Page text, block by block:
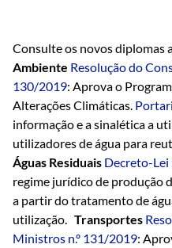
Consulte os novos diplomas
Ambiente Resolução do
130/2019: Aprova o
Alterações Climáticas.
informação e a sinalética a
utilizadores de água para
Águas Residuais Decreto-Lei
regime jurídico de produção
a partir do tratamento de
utilização. Transportes
Ministros n.º 131/2019: